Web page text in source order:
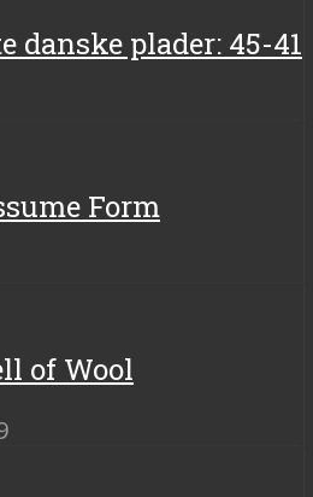
danske plader: 45-41
Form
of Wool